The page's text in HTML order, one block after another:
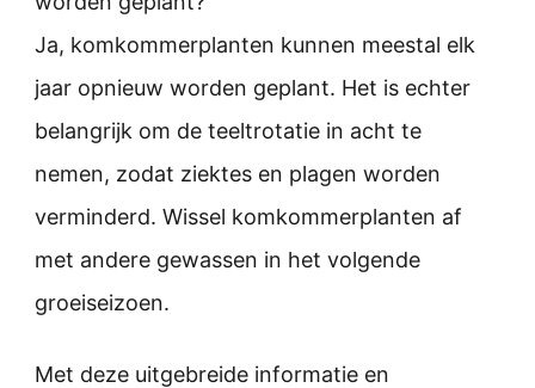
Ja, komkommerplanten kunnen meestal elk
jaar opnieuw worden geplant. Het is echter
belangrijk om de teeltrotatie in acht te
nemen, zodat ziektes en plagen worden
verminderd. Wissel komkommerplanten af
met andere gewassen in het volgende
groeiseizoen.
Met deze uitgebreide informatie en